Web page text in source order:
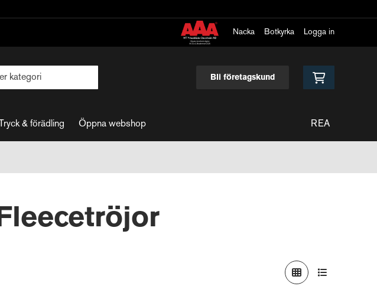
Nacka Botkyrka Logga in
Bli företagskund
Tryck & förädling Öppna webshop REA
Fleecetröjor